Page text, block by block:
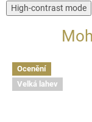
High-contrast mode
Ocenění
Velká lahev